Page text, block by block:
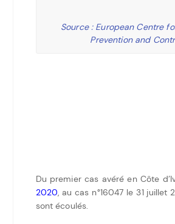
Source : European Centre
Prevention and
Du premier cas avéré en Côte
2020, au cas n°16047 le 31 juillet
sont écoulés.